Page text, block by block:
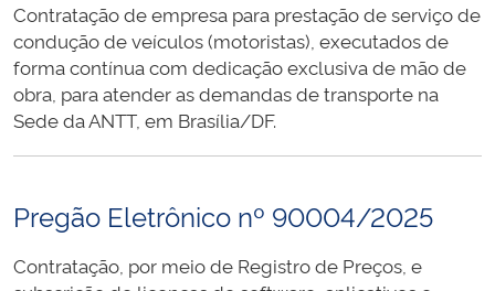
Contratação de empresa para prestação de serviço de
condução de veículos (motoristas), executados de
forma contínua com dedicação exclusiva de mão de
obra, para atender as demandas de transporte na
Sede da ANTT, em Brasília/DF.
Pregão Eletrônico nº 90004/2025
Contratação, por meio de Registro de Preços, e